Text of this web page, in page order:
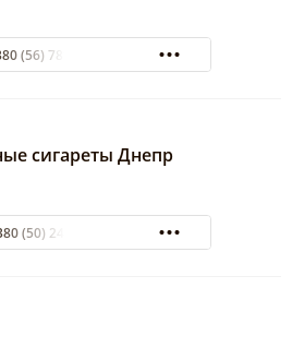
(56) 789-11-87
сигареты Днепр
(50) 249 72 55